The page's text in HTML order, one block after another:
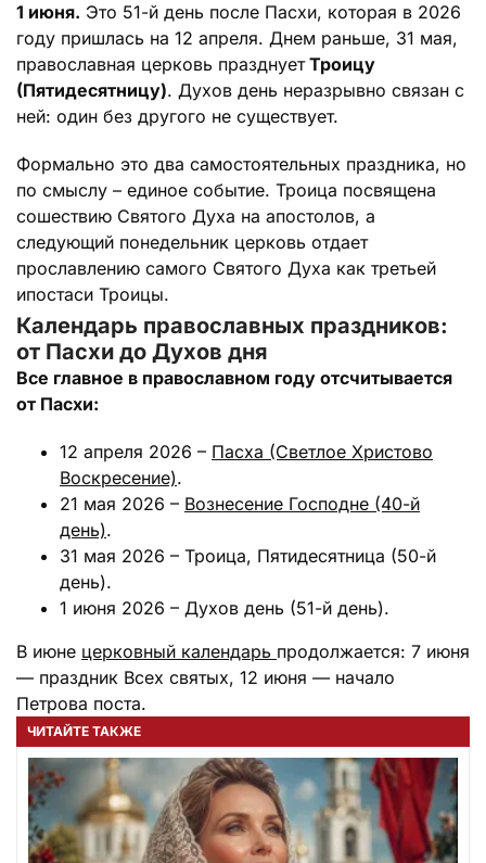
1 июня. Это 51-й день после Пасхи, которая в 2026
году пришлась на 12 апреля. Днем раньше, 31 мая,
православная церковь празднуетТроицу
(Пятидесятницу). Духов день неразрывно связан с
ней: один без другого не существует.
Формально это два самостоятельных праздника, но
по смыслу – единое событие. Троица посвящена
сошествию Святого Духа на апостолов, а
следующий понедельник церковь отдает
прославлению самого Святого Духа как третьей
ипостаси Троицы.
Календарь православных праздников:
от Пасхи до Духов дня
Все главное в православном году отсчитывается
от Пасхи:
12 апреля 2026 – Пасха (Светлое Христово
Воскресение).
21 мая 2026 – Вознесение Господне (40-й
день).
31 мая 2026 – Троица, Пятидесятница (50-й
день).
1 июня 2026 – Духов день (51-й день).
В июне церковный календарь продолжается: 7 июня
— праздник Всех святых, 12 июня — начало
Петрова поста.
ЧИТАЙТЕ ТАКЖЕ